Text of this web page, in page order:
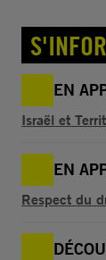
EN
Israël et
EN
Respect du